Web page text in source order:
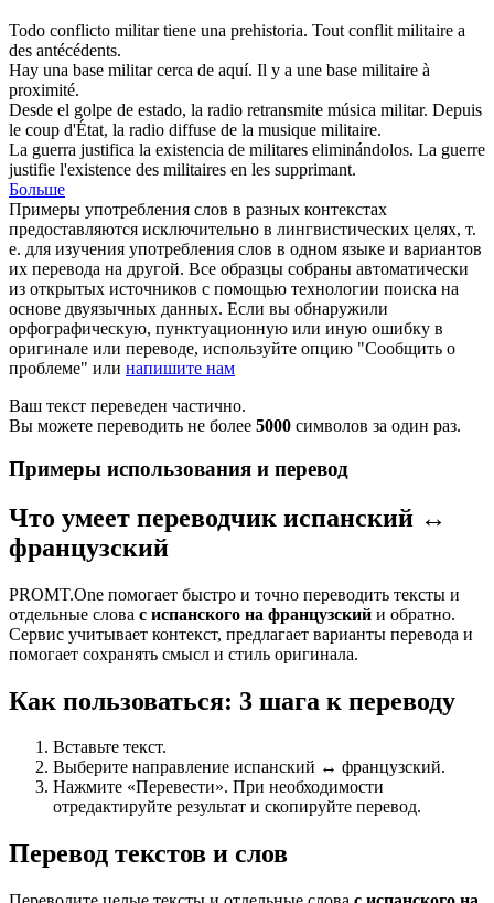
Todo conflicto militartiene una prehistoria. Tout conflit militaire a
des antécédents.
Hay una base militarcerca de aquí. Il y a une base militaire à
proximité.
Desde el golpe de estado, la radio retransmite música militar. Depuis
le coup d'État, la radio diffuse de la musique militaire.
La guerra justifica la existencia de militares eliminándolos. La guerre
justifie l'existence des militaires en les supprimant.
Больше
Примеры употребления слов в разных контекстах
предоставляются исключительно в лингвистических целях, т.
е. для изучения употребления слов в одном языке и вариантов
их перевода на другой. Все образцы собраны автоматически
из открытых источников с помощью технологии поиска на
основе двуязычных данных. Если вы обнаружили
орфографическую, пунктуационную или иную ошибку в
оригинале или переводе, используйте опцию "Сообщить о
проблеме" или напишите нам
Ваш текст переведен частично.
Вы можете переводить не более 5000 символов за один раз.
Примеры использования и перевод
Что умеет переводчик испанский ↔
французский
PROMT.One помогает быстро и точно переводить тексты и
отдельные слова с испанского на французский и обратно.
Сервис учитывает контекст, предлагает варианты перевода и
помогает сохранять смысл и стиль оригинала.
Как пользоваться: 3 шага к переводу
Вставьте текст.
Выберите направление испанский ↔ французский.
Нажмите «Перевести». При необходимости
отредактируйте результат и скопируйте перевод.
Перевод текстов и слов